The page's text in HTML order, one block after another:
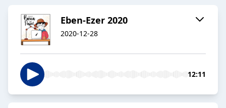
Eben-Ezer 2020
2020-12-28
12:11